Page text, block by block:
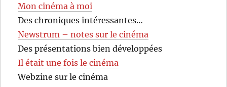
Mon cinéma à moi
Des chroniques intéressantes…
Newstrum – notes sur le cinéma
Des présentations bien développées
Il était une fois le cinéma
Webzine sur le cinéma